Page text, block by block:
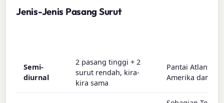
Jenis-Jenis Pasang Surut
Semi-
diurnal
2 pasang tinggi + 2
surut rendah, kira-
kira sama
Pantai Atlantik di
Amerika dan